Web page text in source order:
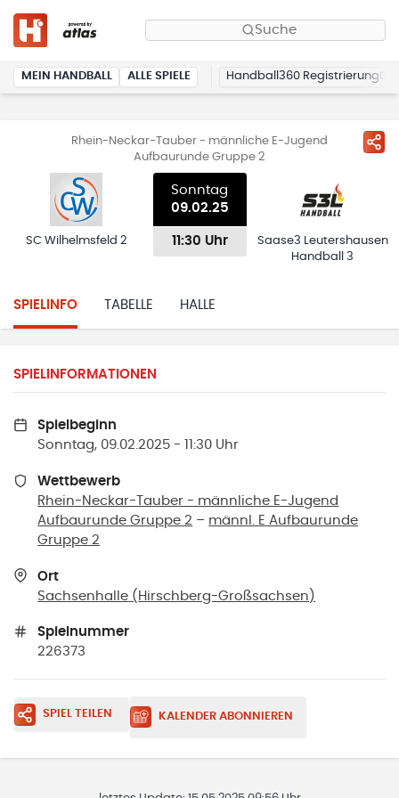
Suche
MEIN HANDBALL ALLE SPIELE Handball360 Registrierung
Rhein-Neckar-Tauber - männliche E-Jugend
Aufbaurunde Gruppe 2
SC Wilhelmsfeld 2
Sonntag
09.02.25
11:30 Uhr
Saase3 Leutershausen
Handball 3
SPIELINFO TABELLE HALLE
SPIELINFORMATIONEN
Spielbeginn
Sonntag, 09.02.2025 - 11:30 Uhr
Wettbewerb
Rhein-Neckar-Tauber - männliche E-Jugend
Aufbaurunde Gruppe 2 – männl. E Aufbaurunde
Gruppe 2
Ort
Sachsenhalle ( Hirschberg-Großsachsen )
Spielnummer
226373
SPIEL TEILEN KALENDER ABONNIEREN